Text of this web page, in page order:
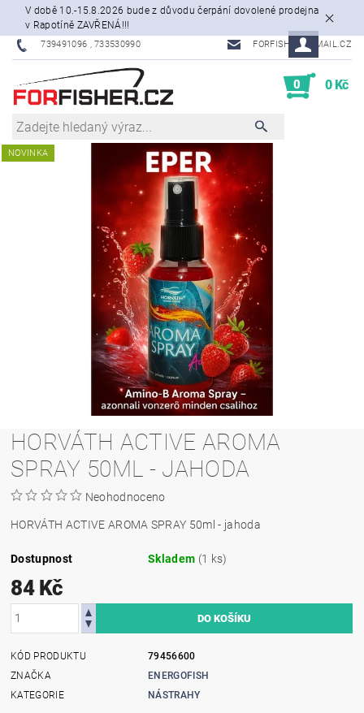
V době 10.-15.8.2026 bude z důvodu čerpání dovolené prodejna
v Rapotíně ZAVŘENÁ!!!
739491096 , 733530990 FORFISHER@EMAIL.CZ
0 0 Kč
NOVINKA
HORVÁTH ACTIVE AROMA
SPRAY 50ML - JAHODA
Neohodnoceno
HORVÁTH ACTIVE AROMA SPRAY 50ml - jahoda
Dostupnost Skladem (1 ks)
84 Kč
KÓD PRODUKTU
79456600
ZNAČKA
ENERGOFISH
KATEGORIE
NÁSTRAHY